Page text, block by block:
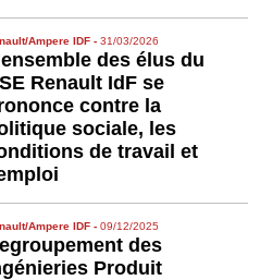
Ampere IDF -31/03/2026
des élus du
Renault IdF se
contre la
sociale, les
de travail et
Ampere IDF -09/12/2025
des
Produit